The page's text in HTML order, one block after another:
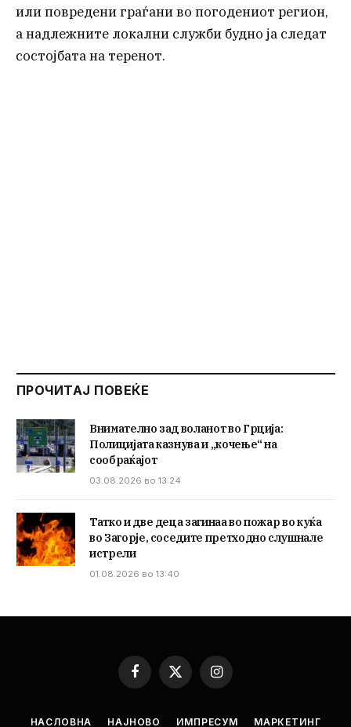
или повредени граѓани во погодениот регион,
а надлежните локални служби будно ја следат
состојбата на теренот.
ПРОЧИТАЈ ПОВЕЌЕ
Внимателно зад воланот во Грција:
Полицијата казнува и „кочење“ на
сообраќајот
03.08.2026 во 13:24
Татко и две деца загинаа во пожар во куќа
во Загорје, соседите претходно слушнале
истрели
01.08.2026 во 13:40
Facebook
X
(Twitter)
Instagram
НАСЛОВНА НАЈНОВО ИМПРЕСУМ МАРКЕТИНГ